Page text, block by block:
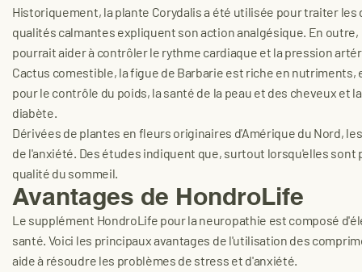
Historiquement, la plante Corydalis a été utilisée pour traiter
qualités calmantes expliquent son action analgésique. En
pourrait aider à contrôler le rythme cardiaque et la pression
Cactus comestible, la figue de Barbarie est riche en
pour le contrôle du poids, la santé de la peau et des cheveux et
diabète.
Dérivées de plantes en fleurs originaires d'Amérique du Nord,
de l'anxiété. Des études indiquent que, surtout lorsqu'elles
qualité du sommeil.
Avantages de HondroLife
Le supplément HondroLife pour la neuropathie est composé
santé. Voici les principaux avantages de l'utilisation des
aide à résoudre les problèmes de stress et d'anxiété.